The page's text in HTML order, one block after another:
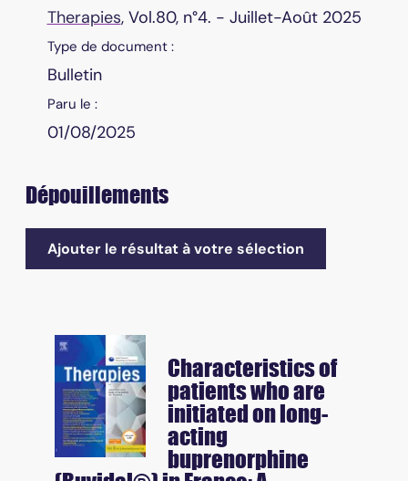
Therapies, Vol.80, n°4. - Juillet-Août 2025
Type de document :
Bulletin
Paru le :
01/08/2025
Dépouillements
Ajouter le résultat à votre sélection
Characteristics of
patients who are
initiated on long-
acting
buprenorphine